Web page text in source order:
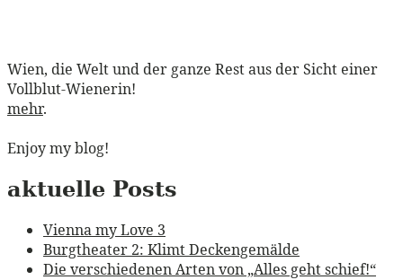
Wien, die Welt und der ganze Rest aus der Sicht einer
Vollblut-Wienerin!
mehr.
Enjoy my blog!
aktuelle Posts
Vienna my Love 3
Burgtheater 2: Klimt Deckengemälde
Die verschiedenen Arten von „Alles geht schief!“